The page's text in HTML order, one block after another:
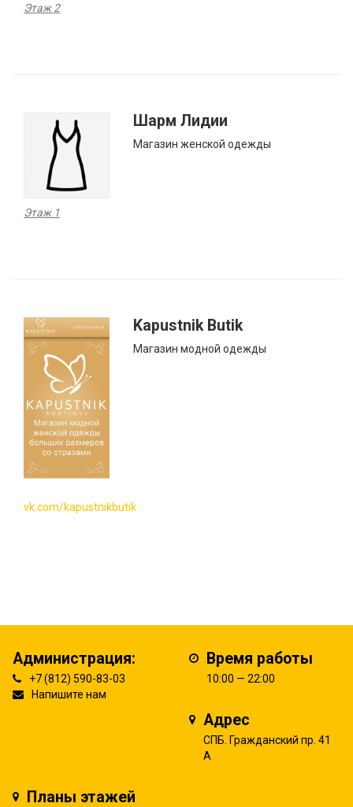
Этаж 2
Шарм Лидии
Магазин женской одежды
Этаж 1
Kapustnik Butik
Магазин модной одежды
vk.com/kapustnikbutik
Администрация:
+7 (812) 590-83-03
Напишите нам
Время работы
10:00 — 22:00
Адрес
СПБ. Гражданский пр. 41
А
Планы этажей